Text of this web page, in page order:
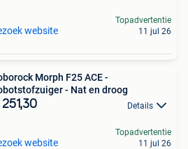
website
Topadvertentie
11 jul 26
Morph F25 ACE -
- Nat en droog
Details
website
Topadvertentie
11 jul 26